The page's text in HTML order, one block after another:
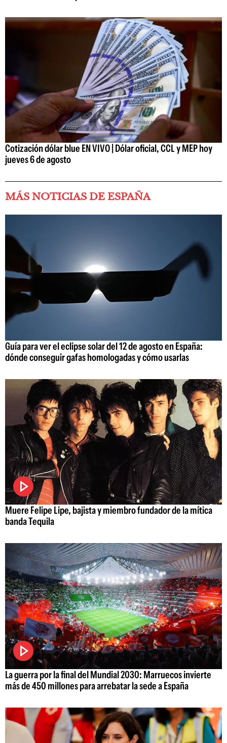
Cotización dólar blue EN VIVO | Dólar oficial, CCL y MEP hoy
jueves 6 de agosto
MÁS NOTICIAS DE ESPAÑA
Guía para ver el eclipse solar del 12 de agosto en España:
dónde conseguir gafas homologadas y cómo usarlas
Muere Felipe Lipe, bajista y miembro fundador de la mítica
banda Tequila
La guerra por la final del Mundial 2030: Marruecos invierte
más de 450 millones para arrebatar la sede a España